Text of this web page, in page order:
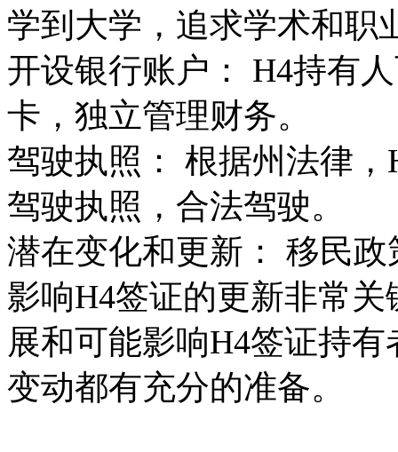
学到大学，追求学术和职
开设银行账户： H4持有
卡，独立管理财务。
驾驶执照： 根据州法律
驾驶执照，合法驾驶。
潜在变化和更新： 移民
影响H4签证的更新非常
展和可能影响H4签证持
变动都有充分的准备。